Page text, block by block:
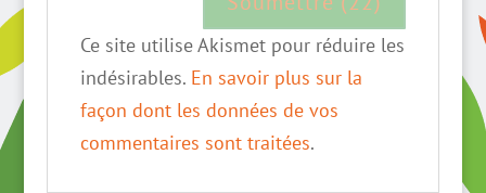
Ce site utilise Akismet pour réduire les
indésirables. En savoir plus sur la
façon dont les données de vos
commentaires sont traitées.